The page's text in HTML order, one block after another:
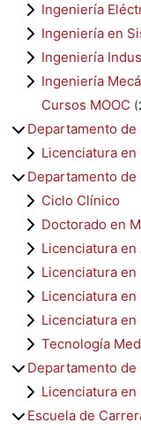
Ingeniería
Ingeniería en
Ingeniería
Ingeniería
Cursos MOOC
Departamento
Licenciatura
Departamento de
Ciclo Clínico
Doctorado en
Licenciatura
Licenciatura
Licenciatura en
Licenciatura
Tecnología
Departamento de
Licenciatura en
Escuela de